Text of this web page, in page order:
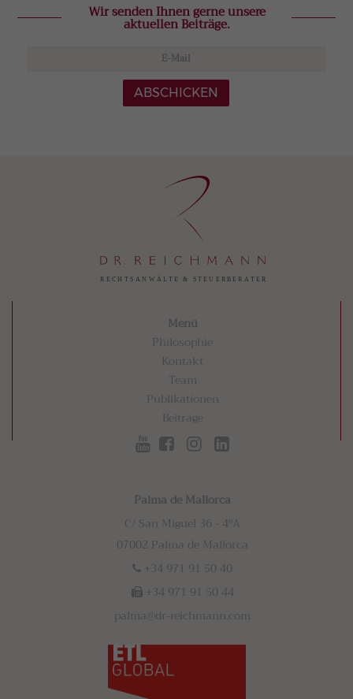
Wir senden Ihnen gerne unsere
aktuellen Beiträge.
ABSCHICKEN
Menü
Philosophie
Kontakt
Team
Publikationen
Beiträge
Palma de Mallorca
C/ San Miguel 36 - 4ºA
07002 Palma de Mallorca
+34 971 91 50 40
+34 971 91 50 44
palma@dr-reichmann.com